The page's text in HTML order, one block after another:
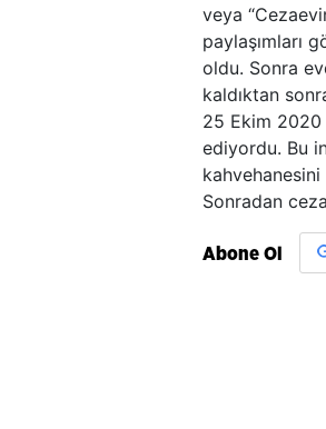
veya
paylaşımları
oldu. Sonra
kaldıktan
25 Ekim 2020
ediyordu. Bu
Sonradan
Abone Ol